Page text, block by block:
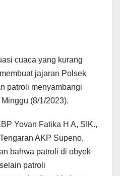
cuaca yang kurang
jajaran Polsek
patroli menyambangi
(8/1/2023).
Yovan Fatika H A, SIK.,
AKP Supeno,
bahwa patroli di obyek
patroli